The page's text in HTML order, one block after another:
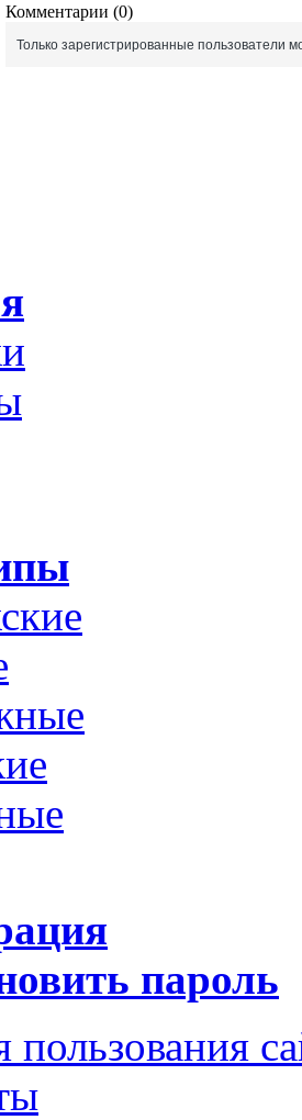
Комментарии (0)
Только зарегистрированные пользователи
пароль
пользования